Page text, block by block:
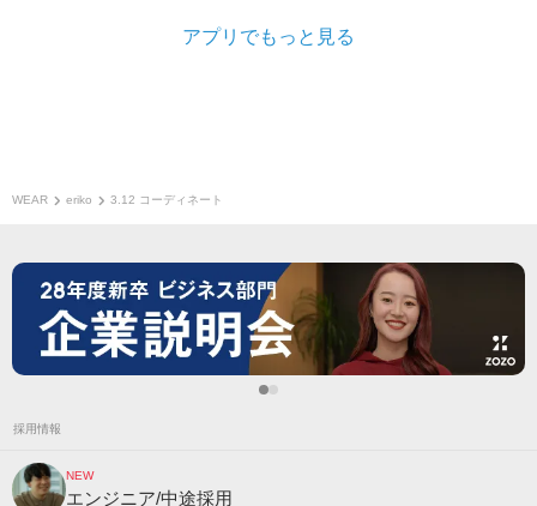
アプリでもっと見る
WEAR eriko 3.12 コーディネート
採用情報
NEW
エンジニア/中途採用